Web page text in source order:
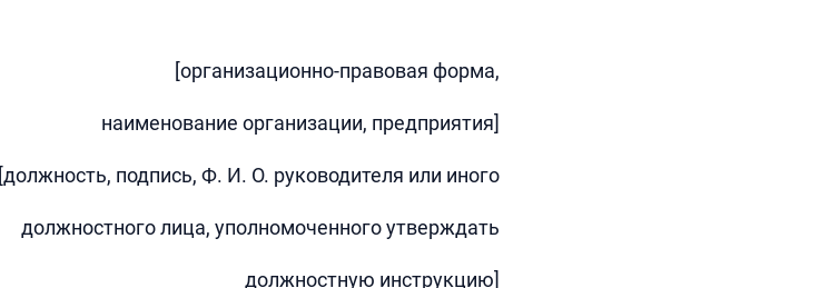
[организационно-правовая форма,
наименование организации, предприятия]
[должность, подпись, Ф. И. О. руководителя или иного
должностного лица, уполномоченного утверждать
должностную инструкцию]